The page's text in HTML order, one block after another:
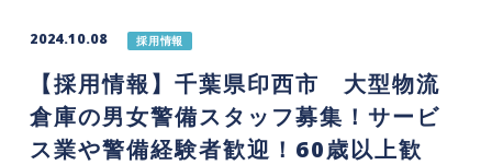
2024.10.08 採用情報
【採用情報】千葉県印西市 大型物流
倉庫の男女警備スタッフ募集！サービ
ス業や警備経験者歓迎！60歳以上歓